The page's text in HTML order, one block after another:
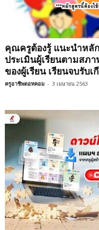
คุณครูต้องรู้ แนะนำหลั
ประเมินผู้เรียนตามสภ
ของผู้เรียน เรียนจบรับ
ครูอาชีพดอทคอม - 3 เมษายน 2563